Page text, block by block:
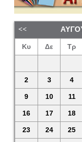
Κυ Δε Τρ
2 3 4
9 10 11
16 17 18
23 24 25